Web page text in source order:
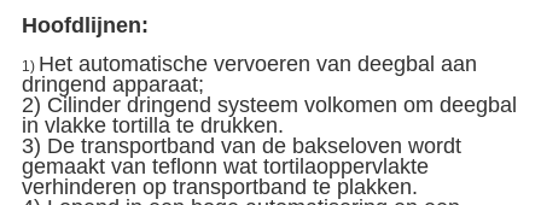
Hoofdlijnen:
1) Het automatische vervoeren van deegbal aan
dringend apparaat;
2) Cilinder dringend systeem volkomen om deegbal
in vlakke tortilla te drukken.
3) De transportband van de bakseloven wordt
gemaakt van teflonn wat tortilaoppervlakte
verhinderen op transportband te plakken.